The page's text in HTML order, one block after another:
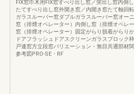
FIX窓巾木用FIX窓すべり出し窓／突出し窓内倒
たてすべり出し窓外開き窓／内開き窓たて軸回
ガラスルーバー窓ダブルガラスルーバー窓オー
窓（排煙オペレーター）内倒し窓（排煙オペレ
窓（排煙オペレーター）固定がらり脱着がらり
ドアフラッシュドアスクリーンガラスブロック
戸連窓方立段窓バリエーション・無目共通部材
参考図PRO-SE・RF